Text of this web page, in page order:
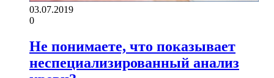
03.07.2019
0
Не понимаете, что показывает
неспециализированный анализ